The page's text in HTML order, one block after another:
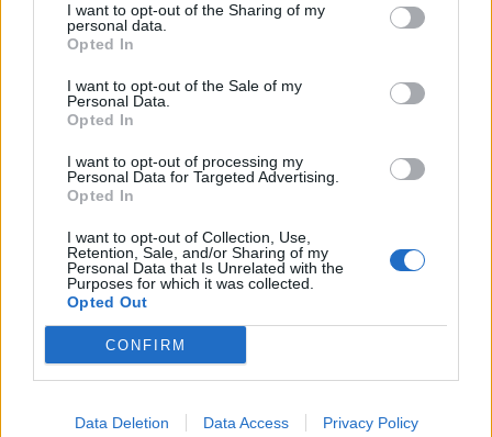
I want to opt-out of the Sharing of my
personal data.
Opted In
I want to opt-out of the Sale of my
Personal Data.
Opted In
I want to opt-out of processing my
Personal Data for Targeted Advertising.
Opted In
I want to opt-out of Collection, Use,
Retention, Sale, and/or Sharing of my
Personal Data that Is Unrelated with the
Purposes for which it was collected.
Opted Out
CONFIRM
Data Deletion Data Access Privacy Policy
beiden Bereichen unterschiedliche Menschen arbeiten.
Natürlich sollten die auch nach meinem Verständnis
zusammen arbeiten und sich abstimmen (ich gehe davon
aus, das tun die auch, klappt nur nicht immer 100%ig).
Aber sollen denn die Grafiker auf ihren Fingern sitzen und
Probleme gelöst sind? Außerdem kann ich mir vorstellen,
dass die derzeitigen Probleme in ganz anderen Bereichen
liegen als das Einspielen bzw. Auswechseln einer
Gebäude-Grafik.
13 Januar 2016
mamamaus100gefällt dies.
mamamaus100
Fortgeschrittener